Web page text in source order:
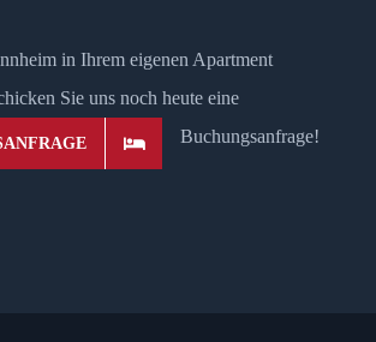
in Ihrem eigenen Apartment
Sie uns noch heute eine
Buchungsanfrage!